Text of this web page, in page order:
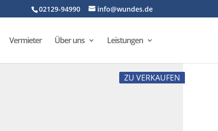
02129-94990 info@wundes.de
Vermieter Über uns Leistungen
ZU VERKAUFEN